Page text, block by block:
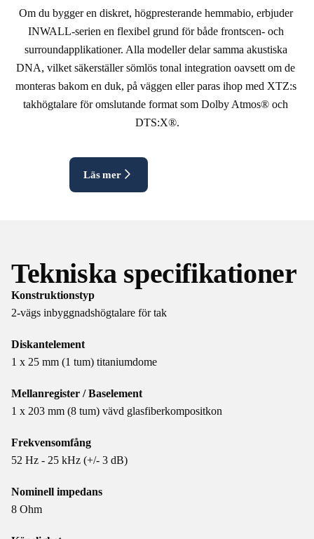
Om du bygger en diskret, högpresterande hemmabio, erbjuder
INWALL-serien en flexibel grund för både frontscen- och
surroundapplikationer. Alla modeller delar samma akustiska
DNA, vilket säkerställer sömlös tonal integration oavsett om de
monteras bakom en duk, på väggen eller paras ihop med XTZ:s
takhögtalare för omslutande format som Dolby Atmos® och
DTS:X®.
Läs mer
Tekniska specifikationer
Konstruktionstyp
2-vägs inbyggnadshögtalare för tak
Diskantelement
1 x 25 mm (1 tum) titaniumdome
Mellanregister / Baselement
1 x 203 mm (8 tum) vävd glasfiberkompositkon
Frekvensomfång
52 Hz - 25 kHz (+/- 3 dB)
Nominell impedans
8 Ohm